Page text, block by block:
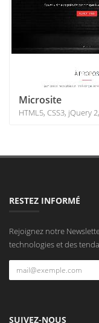
Microsite
HTML5, CSS3, jQuery
RESTEZ INFORMÉ
Rejoignez notre
technologies et des
SUIVEZ-NOUS